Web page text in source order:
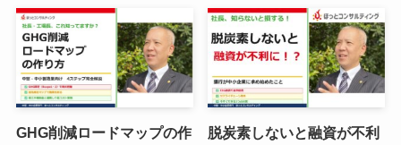
GHG削減ロードマップの作
脱炭素しないと融資が不利